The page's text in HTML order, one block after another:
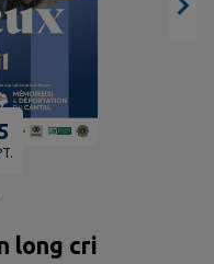
long cri